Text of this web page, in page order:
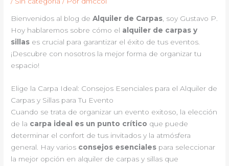
Bienvenidos al blog deAlquiler de Carpas, soy Gustavo P.
Hoy hablaremos sobre cómo el alquiler de carpas y
sillas es crucial para garantizar el éxito de tus eventos.
¡Descubre con nosotros la mejor forma de organizar tu
espacio!
Elige la Carpa Ideal: Consejos Esenciales para el Alquiler de
Carpas y Sillas para Tu Evento
Cuando se trata de organizar un evento exitoso, la elección
de la carpa ideal es un punto crítico que puede
determinar el confort de tus invitados y la atmósfera
general. Hay varios consejos esenciales para seleccionar
la mejor opción en alquiler de carpas y sillas que